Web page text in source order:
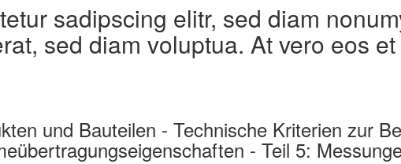
sadipscing elitr, sed diam
sed diam voluptua. At vero eos
und Bauteilen - Technische Kriterien zur
- Teil 5: